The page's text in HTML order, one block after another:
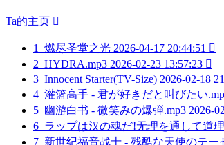
Ta的主页 
1 燃尽圣堂之光 2026-04-17 20:44:51 
2 HYDRA.mp3 2026-02-23 13:57:23 
3 Innocent Starter(TV-Size) 2026-02-18
4 灌篮高手 - 君が好きだと叫びたい
5 幽游白书 - 微笑みの爆弾.mp3 2026-
6 ラップは汉の魂だ!无理を通して道
7 新世纪福音战士 - 残酷な天使のテー